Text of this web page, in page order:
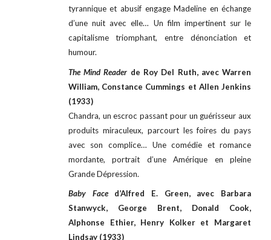
tyrannique et abusif engage Madeline en échange
d’une nuit avec elle… Un film impertinent sur le
capitalisme triomphant, entre dénonciation et
humour.
The Mind Reader de Roy Del Ruth, avec Warren
William, Constance Cummings et Allen Jenkins
(1933)
Chandra, un escroc passant pour un guérisseur aux
produits miraculeux, parcourt les foires du pays
avec son complice… Une comédie et romance
mordante, portrait d’une Amérique en pleine
Grande Dépression.
Baby Face d’Alfred E. Green, avec Barbara
Stanwyck, George Brent, Donald Cook,
Alphonse Ethier, Henry Kolker et Margaret
Lindsay (1933)